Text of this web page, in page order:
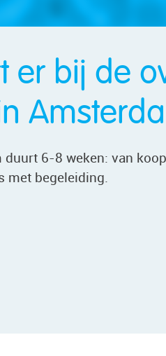
er bij de
6-8 weken: van
met begeleiding.